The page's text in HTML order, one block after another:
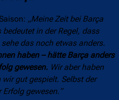
„Meine Zeit bei Barça
in der Regel, dass
das noch etwas anders.
haben – hätte Barça anders
gewesen. Wir aber haben
gut gespielt. Selbst der
Erfolg gewesen.“